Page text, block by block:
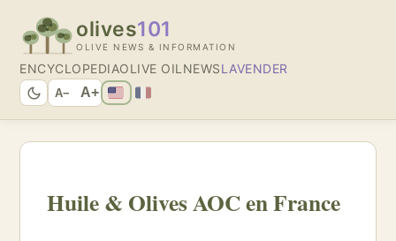
olives101
OLIVE NEWS & INFORMATION
ENCYCLOPEDIAOLIVE OIL NEWSLAVENDER
A− A+
Huile & Olives AOC en France